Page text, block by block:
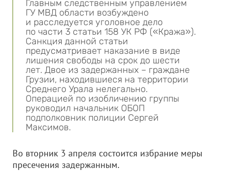
Главным следственным управлением
ГУ МВД области возбуждено
и расследуется уголовное дело
по части 3 статьи 158 УК РФ («Кража»).
Санкция данной статьи
предусматривает наказание в виде
лишения свободы на срок до шести
лет. Двое из задержанных – граждане
Грузии, находившиеся на территории
Среднего Урала нелегально.
Операцией по изобличению группы
руководил начальник ОБОП
подполковник полиции Сергей
Максимов.
Во вторник 3 апреля состоится избрание меры
пресечения задержанным.